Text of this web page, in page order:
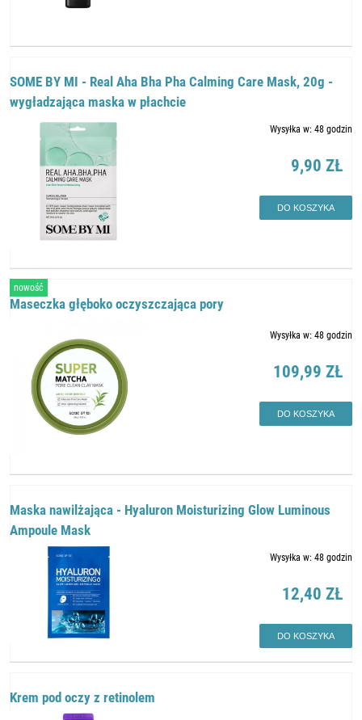
SOME BY MI - Real Aha Bha Pha Calming Care Mask, 20g -
wygładzająca maska w płachcie
Wysyłka w: 48 godzin
9,90 ZŁ
DO KOSZYKA
Maseczka głęboko oczyszczająca pory
Wysyłka w: 48 godzin
109,99 ZŁ
DO KOSZYKA
nowość
Maska nawilżająca - Hyaluron Moisturizing Glow Luminous
Ampoule Mask
Wysyłka w: 48 godzin
12,40 ZŁ
DO KOSZYKA
Krem pod oczy z retinolem